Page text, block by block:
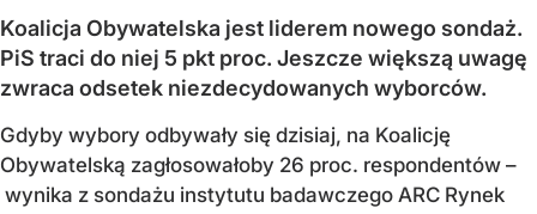
Koalicja Obywatelska jest liderem nowego sondaż.
PiS traci do niej 5 pkt proc. Jeszcze większą uwagę
zwraca odsetek niezdecydowanych wyborców.
Gdyby wybory odbywały się dzisiaj, na Koalicję
Obywatelską zagłosowałoby 26 proc. respondentów –
wynika z sondażu instytutu badawczego ARC Rynek